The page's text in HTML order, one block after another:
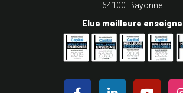
64100 Bayonne
Elue meilleure enseigne